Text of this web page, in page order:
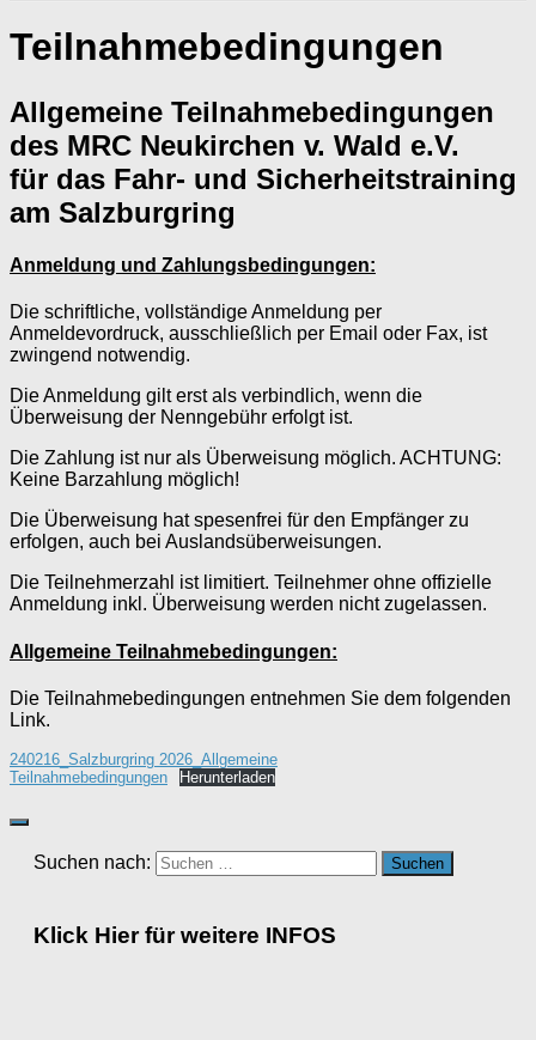
Teilnahmebedingungen
Allgemeine Teilnahmebedingungen
des MRC Neukirchen v. Wald e.V.
für das Fahr- und Sicherheitstraining
am Salzburgring
Anmeldung und Zahlungsbedingungen:
Die schriftliche, vollständige Anmeldung per
Anmeldevordruck, ausschließlich per Email oder Fax, ist
zwingend notwendig.
Die Anmeldung gilt erst als verbindlich, wenn die
Überweisung der Nenngebühr erfolgt ist.
Die Zahlung ist nur als Überweisung möglich. ACHTUNG:
Keine Barzahlung möglich!
Die Überweisung hat spesenfrei für den Empfänger zu
erfolgen, auch bei Auslandsüberweisungen.
Die Teilnehmerzahl ist limitiert. Teilnehmer ohne offizielle
Anmeldung inkl. Überweisung werden nicht zugelassen.
Allgemeine Teilnahmebedingungen:
Die Teilnahmebedingungen entnehmen Sie dem folgenden
Link.
240216_Salzburgring 2026_Allgemeine
Teilnahmebedingungen
Herunterladen
Suchen nach:
Klick Hier für weitere INFOS